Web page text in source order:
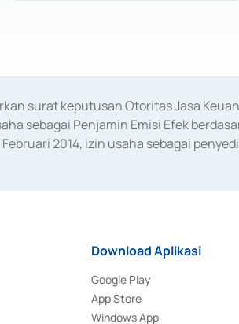
surat keputusan Otoritas Jasa
sebagai Penjamin Emisi Efek
2014, izin usaha sebagai
Download Aplikasi
Google Play
App Store
Windows App